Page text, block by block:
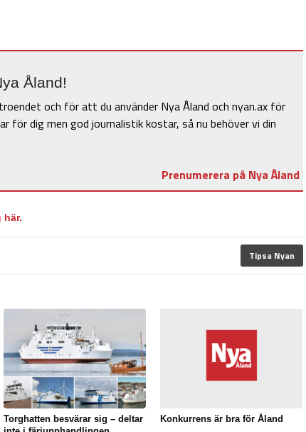
Åland!
och för att du använder Nya Åland och nyan.ax för
för dig men god journalistik kostar, så nu behöver vi din
Prenumerera på Nya Åland
här.
Tipsa Nyan
Torghatten besvärar sig – deltar
Konkurrens är bra för Åland